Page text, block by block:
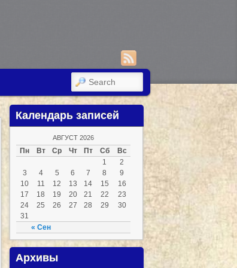
SEARCH
Календарь записей
АВГУСТ 2026
Пн Вт Ср Чт Пт Сб Вс
« Сен
1
2
3
4 5 6 7 8
9
10
11 12 13 14 15
16
17
18 19 20 21 22
23
24
25 26 27 28 29
30
31
Архивы